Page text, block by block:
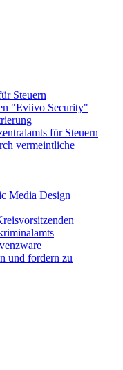
Steuern
"Eviivo Security"
für Steuern
vermeintliche
Media Design
und fordern zu